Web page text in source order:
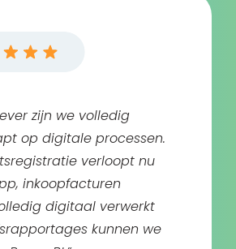
zijn we volledig
op digitale processen.
verloopt nu
inkoopfacturen
digitaal verwerkt
kunnen we